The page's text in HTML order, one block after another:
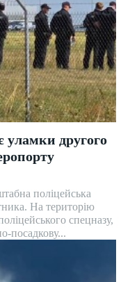
уламки другого
поліцейська
На територію
спецназу,
посадкову...